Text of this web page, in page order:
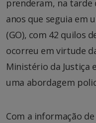
prenderam, na tarde
anos que seguia em
(GO), com 42 quilos
ocorreu em virtude
Ministério da Justiça
uma abordagem
Com a informação